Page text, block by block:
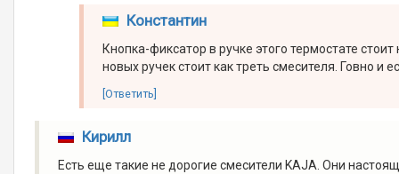
Константин
Кнопка-фиксатор в ручке этого термостате
новых ручек стоит как треть смесителя. Говно и
[Ответить]
Кирилл
Есть еще такие не дорогие смесители KAJA. Они